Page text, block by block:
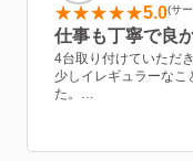
5.0 サ
仕事も丁寧で良
4台取り付けていただき
少しイレギュラーなこ
た。
こちらで用意した会